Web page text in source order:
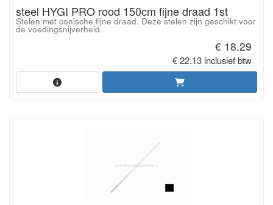
steel HYGI PRO rood 150cm fijne draad 1st
Stelen met conische fijne draad. Deze stelen zijn geschikt voor
de voedingsnijverheid.
€ 18.29
€ 22.13 inclusief btw